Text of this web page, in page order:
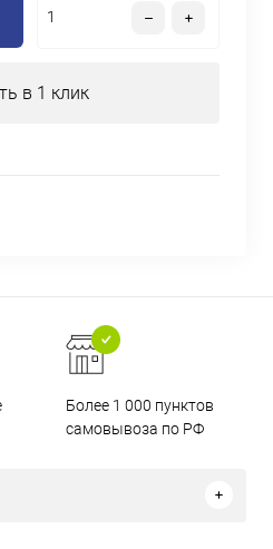
в 1 клик
Более 1 000 пунктов
самовывоза по РФ